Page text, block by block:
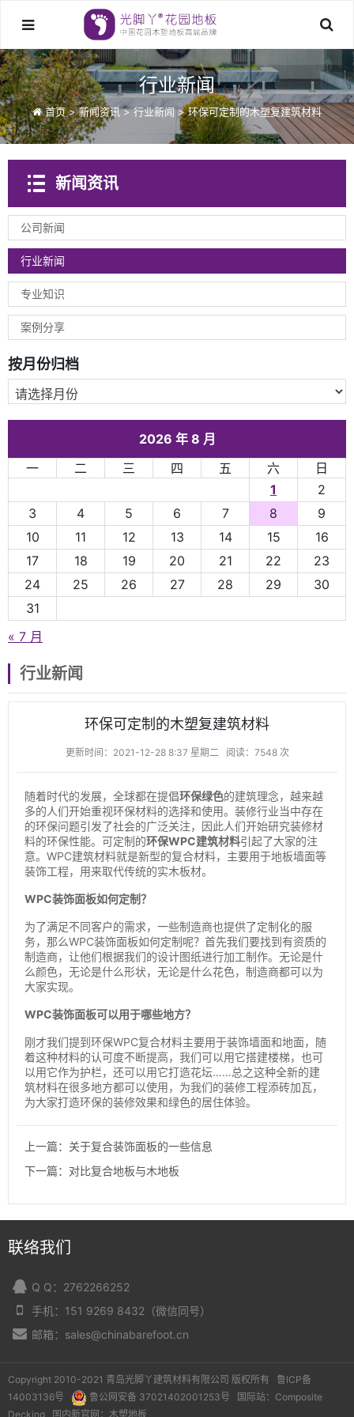
行业新闻
首页 >新闻资讯 >行业新闻 >环保可定制的木塑复建筑材料
新闻资讯
公司新闻
行业新闻
专业知识
案例分享
按月份归档
2026 年 8 月
一
二 三 四 五 六
日
1
2
3
4 5 6 7 8
9
10
11 12 13 14 15
16
17
18 19 20 21 22
23
24
25 26 27 28 29
30
31
« 7 月
行业新闻
环保可定制的木塑复建筑材料
更新时间：2021-12-28 8:37 星期二 阅读：7548 次
随着时代的发展，全球都在提倡环保绿色的建筑理念，越来越
多的人们开始重视环保材料的选择和使用。装修行业当中存在
的环保问题引发了社会的广泛关注，因此人们开始研究装修材
料的环保性能。可定制的环保WPC建筑材料引起了大家的注
意。WPC建筑材料就是新型的复合材料，主要用于地板墙面等
装饰工程，用来取代传统的实木板材。
WPC装饰面板如何定制？
为了满足不同客户的需求，一些制造商也提供了定制化的服
务，那么WPC装饰面板如何定制呢？首先我们要找到有资质的
制造商，让他们根据我们的设计图纸进行加工制作。无论是什
么颜色，无论是什么形状，无论是什么花色，制造商都可以为
大家实现。
WPC装饰面板可以用于哪些地方？
刚才我们提到环保WPC复合材料主要用于装饰墙面和地面，随
着这种材料的认可度不断提高，我们可以用它搭建楼梯，也可
以用它作为护栏，还可以用它打造花坛……总之这种全新的建
筑材料在很多地方都可以使用，为我们的装修工程添砖加瓦，
为大家打造环保的装修效果和绿色的居住体验。
上一篇：关于复合装饰面板的一些信息
下一篇：对比复合地板与木地板
联络我们
Q Q：2762266252
手机：151 9269 8432（微信同号）
邮箱：sales@chinabarefoot.cn
Copyright 2010-2021 青岛光脚丫建筑材料有限公司 版权所有 鲁ICP备
14003136号
鲁公网安备 37021402001253号 国际站： Composite
Decking 国内新官网： 木塑地板